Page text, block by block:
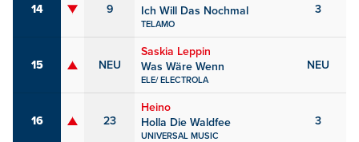
14 9
Ich Will Das Nochmal
TELAMO
3
15 NEU
Saskia Leppin
Was Wäre Wenn
ELE/ ELECTROLA
NEU
16 23
Heino
Holla Die Waldfee
UNIVERSAL MUSIC
3